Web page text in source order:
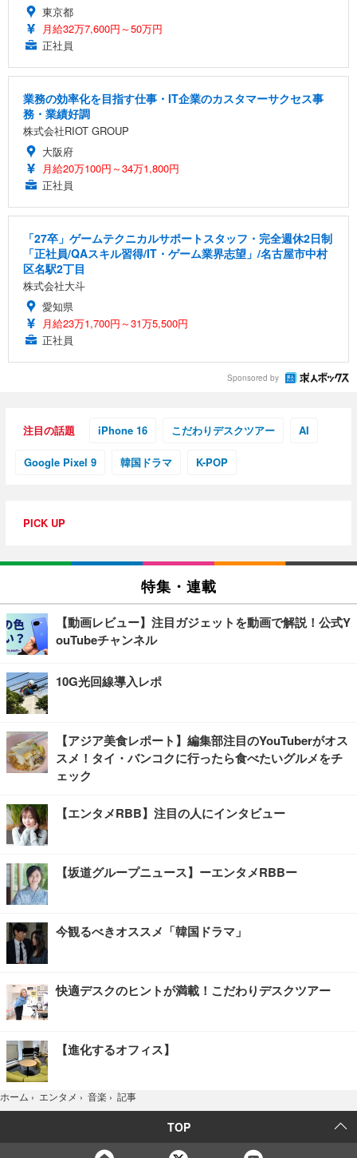
東京都
月給32万7,600円～50万円
正社員
業務の効率化を目指す仕事・IT企業のカスタマーサクセス事
務・業績好調
株式会社RIOT GROUP
大阪府
月給20万100円～34万1,800円
正社員
「27卒」ゲームテクニカルサポートスタッフ・完全週休2日制
「正社員/QAスキル習得/IT・ゲーム業界志望」/名古屋市中村
区名駅2丁目
株式会社大斗
愛知県
月給23万1,700円～31万5,500円
正社員
Sponsored by
注目の話題 iPhone 16 こだわりデスクツアー AI
Google Pixel 9 韓国ドラマ K-POP
PICK UP
特集・連載
【動画レビュー】注目ガジェットを動画で解説！公式Y
ouTubeチャンネル
10G光回線導入レポ
【アジア美食レポート】編集部注目のYouTuberがオス
スメ！タイ・バンコクに行ったら食べたいグルメをチ
ェック
【エンタメRBB】注目の人にインタビュー
【坂道グループニュース】ーエンタメRBBー
今観るべきオススメ「韓国ドラマ」
快適デスクのヒントが満載！こだわりデスクツアー
【進化するオフィス】
ホーム › エンタメ › 音楽 › 記事
TOP